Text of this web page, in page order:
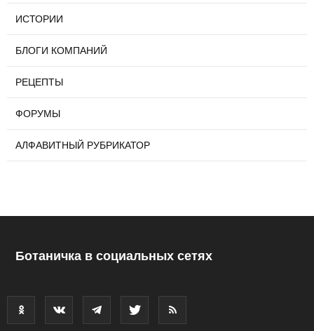
ИСТОРИИ
БЛОГИ КОМПАНИЙ
РЕЦЕПТЫ
ФОРУМЫ
АЛФАВИТНЫЙ РУБРИКАТОР
Ботаничка в социальных сетях